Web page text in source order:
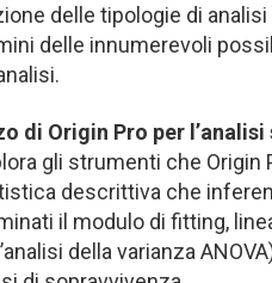
delle tipologie di
delle innumerevoli
di Origin Pro per
gli strumenti che
descrittiva che
il modulo di fitting,
della varianza